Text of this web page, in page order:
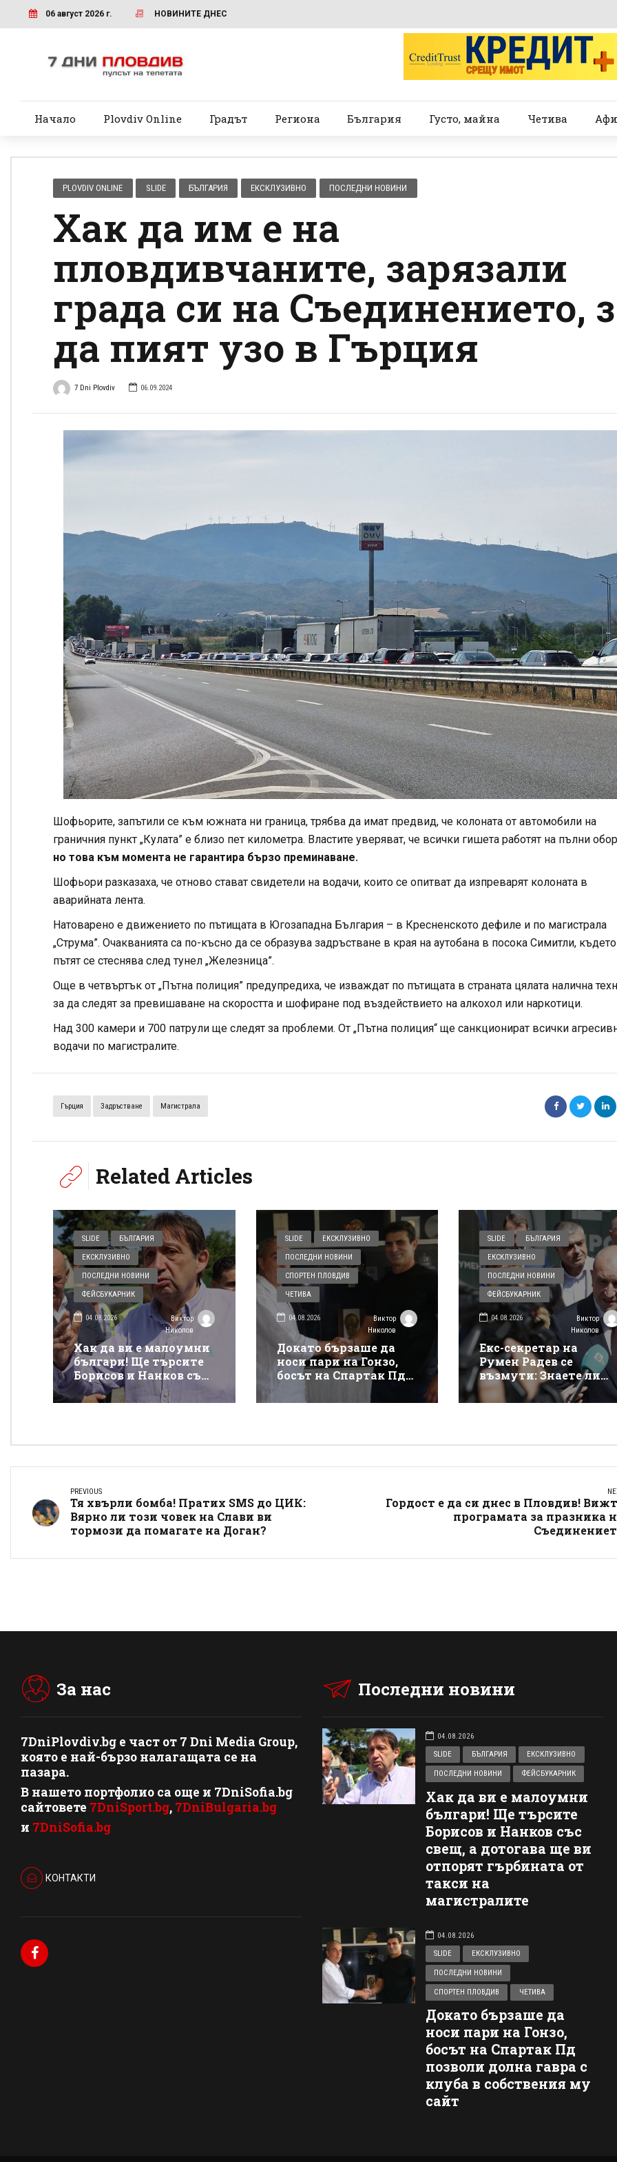
06 август 2026 г. НОВИНИТЕ ДНЕС
Начало Plovdiv Online Градът Региона България Густо, майна Четива
PLOVDIV ONLINE SLIDE БЪЛГАРИЯ ЕКСКЛУЗИВНО ПОСЛЕДНИ НОВИНИ
Хак да им е на
пловдивчаните, зарязали
града си на Съединението,
да пият узо в Гърция
7 Dni Plovdiv 06.09.2024
Шофьорите, запътили се към южната ни граница, трябва да имат предвид, че колоната от автомобили на
граничния пункт „Кулата” е близо пет километра. Властите уверяват, че всички гишета работят на пълни
но това към момента не гарантира бързо преминаване.
Шофьори разказаха, че отново стават свидетели на водачи, които се опитват да изпреварят колоната в
аварийната лента.
Натоварено е движението по пътищата в Югозападна България – в Кресненското дефиле и по магистрала
„Струма”. Очакванията са по-късно да се образува задръстване в края на аутобана в посока Симитли, където
пътят се стеснява след тунел „Железница”.
Още в четвъртък от „Пътна полиция” предупредиха, че изваждат по пътищата в страната цялата налична
за да следят за превишаване на скоростта и шофиране под въздействието на алкохол или наркотици.
Над 300 камери и 700 патрули ще следят за проблеми. От „Пътна полиция“ ще санкционират всички
водачи по магистралите.
Гърция Задръстване Магистрала
Related Articles
SLIDE БЪЛГАРИЯ
ЕКСКЛУЗИВНО
ПОСЛЕДНИ НОВИНИ
ФЕЙСБУКАРНИК
04.08.2026
Виктор
Николов
Хак да ви е малоумни
българи! Ще търсите
Борисов и Нанков със
свещ, а дотогава ще ви
отпорят гърбината от
SLIDE ЕКСКЛУЗИВНО
ПОСЛЕДНИ НОВИНИ
СПОРТЕН ПЛОВДИВ
ЧЕТИВА
04.08.2026
Виктор
Николов
Докато бързаше да
носи пари на Гонзо,
босът на Спартак Пд
позволи долна гавра с
клуба в собствения му
SLIDE БЪЛГАРИЯ
ЕКСКЛУЗИВНО
ПОСЛЕДНИ НОВИНИ
ФЕЙСБУКАРНИК
04.08.2026
Виктор
Николов
Екс-секретар на
Румен Радев се
възмути: Знаете ли
този мизантроп в
какво превърна
PREVIOUS
Тя хвърли бомба! Пратих SMS до ЦИК:
Вярно ли този човек на Слави ви
тормози да помагате на Доган?
Гордост е да си днес в Пловдив!
програмата за празника
За нас
7DniPlovdiv.bg e част от 7 Dni Media Group,
която е най-бързо налагащата се на
пазара.
В нашето портфолио са още и 7DniSofia.bg
сайтовете 7DniSport.bg, 7DniBulgaria.bg
и 7DniSofia.bg
КОНТАКТИ
Последни новини
04.08.2026
SLIDE
БЪЛГАРИЯ ЕКСКЛУЗИВНО
ПОСЛЕДНИ НОВИНИ ФЕЙСБУКАРНИК
Хак да ви е малоумни
българи! Ще търсите
Борисов и Нанков със
свещ, а дотогава ще ви
отпорят гърбината от
такси на
магистралите
04.08.2026
SLIDE
ЕКСКЛУЗИВНО
ПОСЛЕДНИ НОВИНИ
СПОРТЕН ПЛОВДИВ ЧЕТИВА
Докато бързаше да
носи пари на Гонзо,
босът на Спартак Пд
позволи долна гавра с
клуба в собствения му
сайт